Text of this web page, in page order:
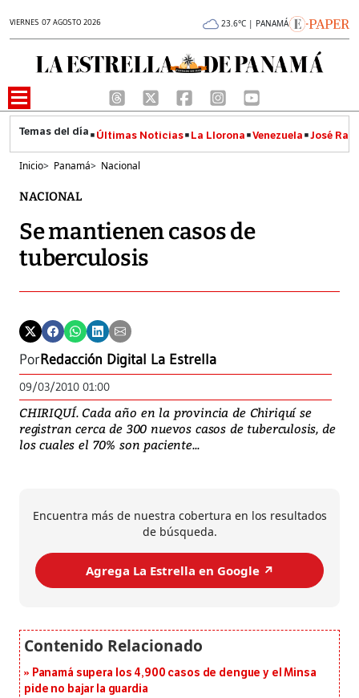
VIERNES 07 AGOSTO 2026 23.6°C | PANAMÁ
Últimas Noticias La Llorona Venezuela José
Inicio> Panamá> Nacional
NACIONAL
Se mantienen casos de
tuberculosis
PorRedacción Digital La Estrella
09/03/2010 01:00
CHIRIQUÍ. Cada año en la provincia de Chiriquí se
registran cerca de 300 nuevos casos de tuberculosis, de
los cuales el 70% son paciente...
Encuentra más de nuestra cobertura en los resultados
de búsqueda.
Agrega La Estrella en Google ↗️
Panamá supera los 4,900 casos de dengue y el Minsa
pide no bajar la guardia